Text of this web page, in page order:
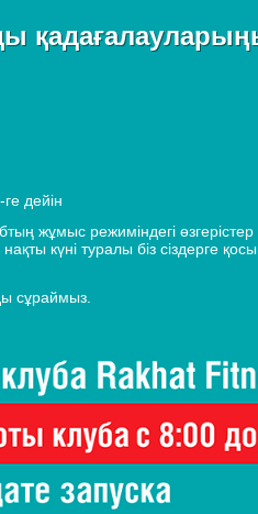
дейін
жұмыс режиміндегі
күні туралы біз сіздерге
сұраймыз.